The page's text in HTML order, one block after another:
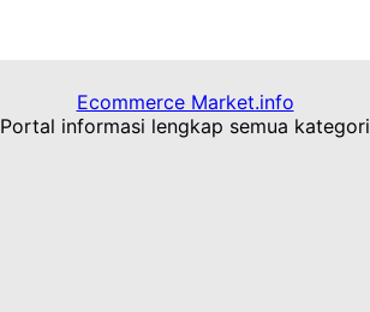
Ecommerce Market.info
Portal informasi lengkap semua kategori